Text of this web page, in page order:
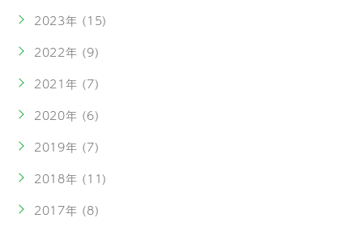
2023年 (15)
2022年 (9)
2021年 (7)
2020年 (6)
2019年 (7)
2018年 (11)
2017年 (8)